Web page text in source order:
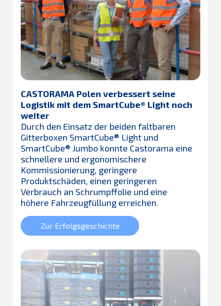
CASTORAMA Polen verbessert seine
Logistik mit dem SmartCube® Light noch
weiter
Durch den Einsatz der beiden faltbaren
Gitterboxen SmartCube® Light und
SmartCube® Jumbo konnte Castorama eine
schnellere und ergonomischere
Kommissionierung, geringere
Produktschäden, einen geringeren
Verbrauch an Schrumpffolie und eine
höhere Fahrzeugfüllung erreichen.
Zur Erfolgsgeschichte